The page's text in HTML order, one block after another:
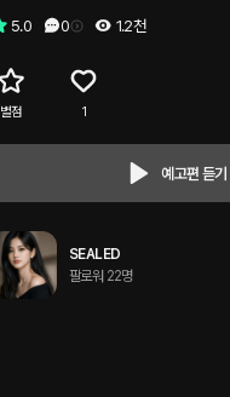
5.0
0 1.2천
별점 1
SEALED
팔로워 22명
예고편 듣기